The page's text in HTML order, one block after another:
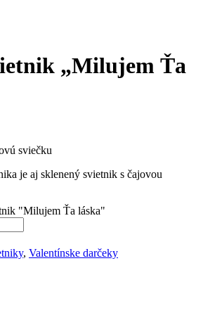
„Milujem Ťa
sviečku
je aj sklenený svietnik s čajovou
"Milujem Ťa láska"
, Valentínske darčeky